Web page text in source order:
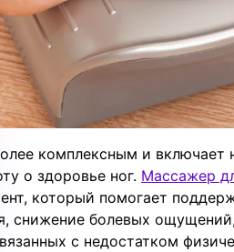
комплексным и включает
о здоровье ног. Массажер
который помогает
болевых
с недостатком